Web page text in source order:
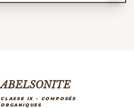
ABELSONITE
CLASSE IX - COMPOSÉS
ORGANIQUES